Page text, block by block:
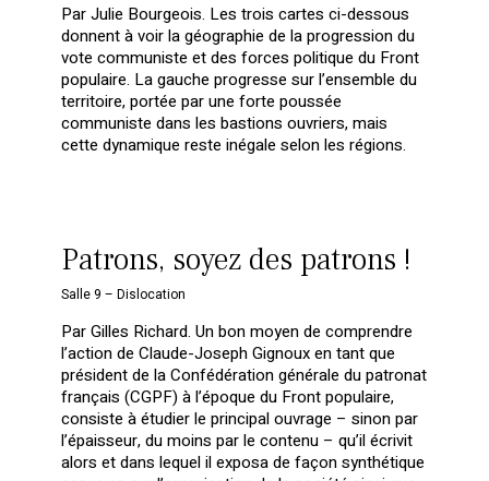
Par Julie Bourgeois. Les trois cartes ci-dessous
donnent à voir la géographie de la progression du
vote communiste et des forces politique du Front
populaire. La gauche progresse sur l’ensemble du
territoire, portée par une forte poussée
communiste dans les bastions ouvriers, mais
cette dynamique reste inégale selon les régions.
Patrons, soyez des patrons !
Salle 9 – Dislocation
Par Gilles Richard. Un bon moyen de comprendre
l’action de Claude-Joseph Gignoux en tant que
président de la Confédération générale du patronat
français (CGPF) à l’époque du Front populaire,
consiste à étudier le principal ouvrage – sinon par
l’épaisseur, du moins par le contenu – qu’il écrivit
alors et dans lequel il exposa de façon synthétique